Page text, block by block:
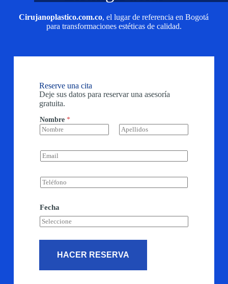
Cirujanoplastico.com.co, el lugar de referencia en Bogotá
para transformaciones estéticas de calidad.
Reserve una cita
Deje sus datos para reservar una asesoría
gratuita.
Nombre *
E
m
i
l
T
e
é
f
o
o
Fecha
HACER RESERVA